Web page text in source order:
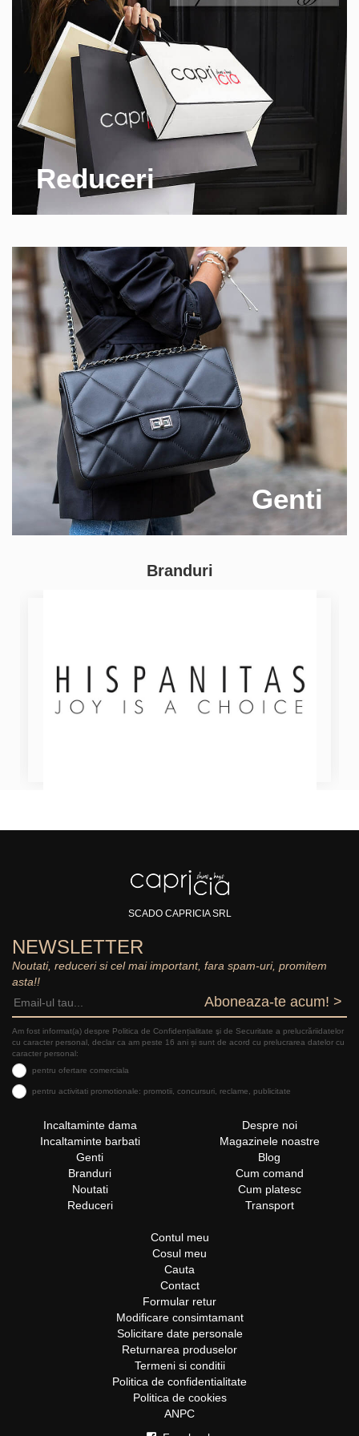
Reduceri
Genti
Branduri
SCADO CAPRICIA SRL
NEWSLETTER
Noutati, reduceri si cel mai important, fara spam-uri, promitem
asta!!
Aboneaza-te acum! >
Am fost informat(a) despre Politica de Confidențialitate şi de Securitate a prelucrăriidatelor
cu caracter personal, declar ca am peste 16 ani și sunt de acord cu prelucrarea datelor cu
caracter personal:
pentru ofertare comerciala
pentru activitati promotionale: promotii, concursuri, reclame, publicitate
Incaltaminte dama
Incaltaminte barbati
Genti
Branduri
Noutati
Reduceri
Despre noi
Magazinele noastre
Blog
Cum comand
Cum platesc
Transport
Contul meu
Cosul meu
Cauta
Contact
Formular retur
Modificare consimtamant
Solicitare date personale
Returnarea produselor
Termeni si conditii
Politica de confidentialitate
Politica de cookies
ANPC